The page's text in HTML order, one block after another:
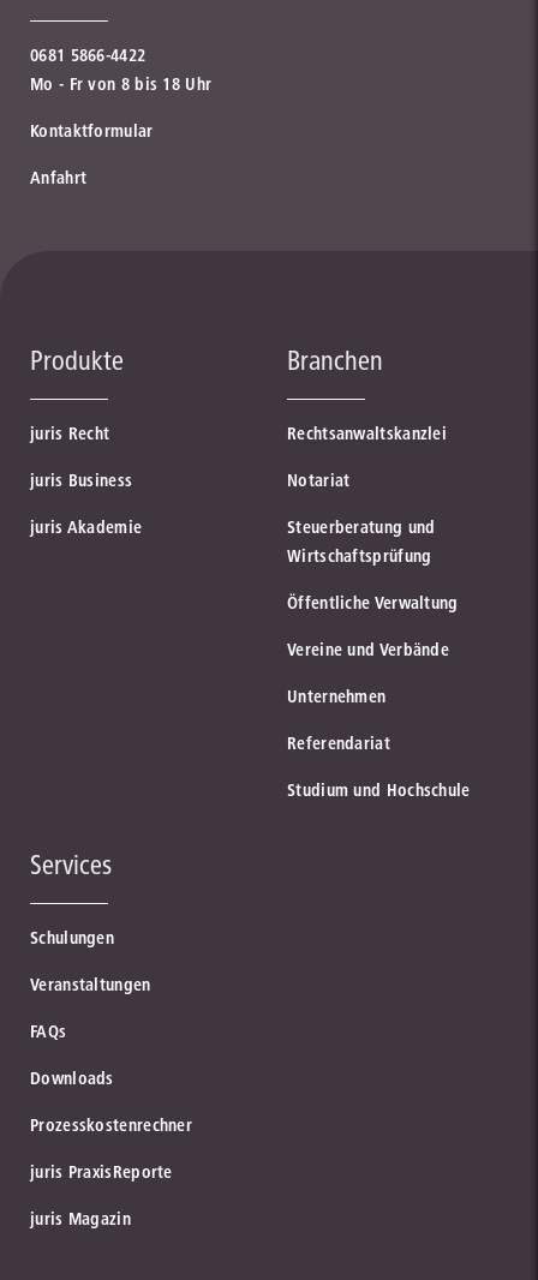
0681 5866-4422
Mo - Fr von 8 bis 18 Uhr
Kontaktformular
Anfahrt
Produkte
juris Recht
juris Business
juris Akademie
Branchen
Rechtsanwaltskanzlei
Notariat
Steuerberatung und
Wirtschaftsprüfung
Öffentliche Verwaltung
Vereine und Verbände
Unternehmen
Referendariat
Studium und Hochschule
Services
Schulungen
Veranstaltungen
FAQs
Downloads
Prozesskostenrechner
juris PraxisReporte
juris Magazin